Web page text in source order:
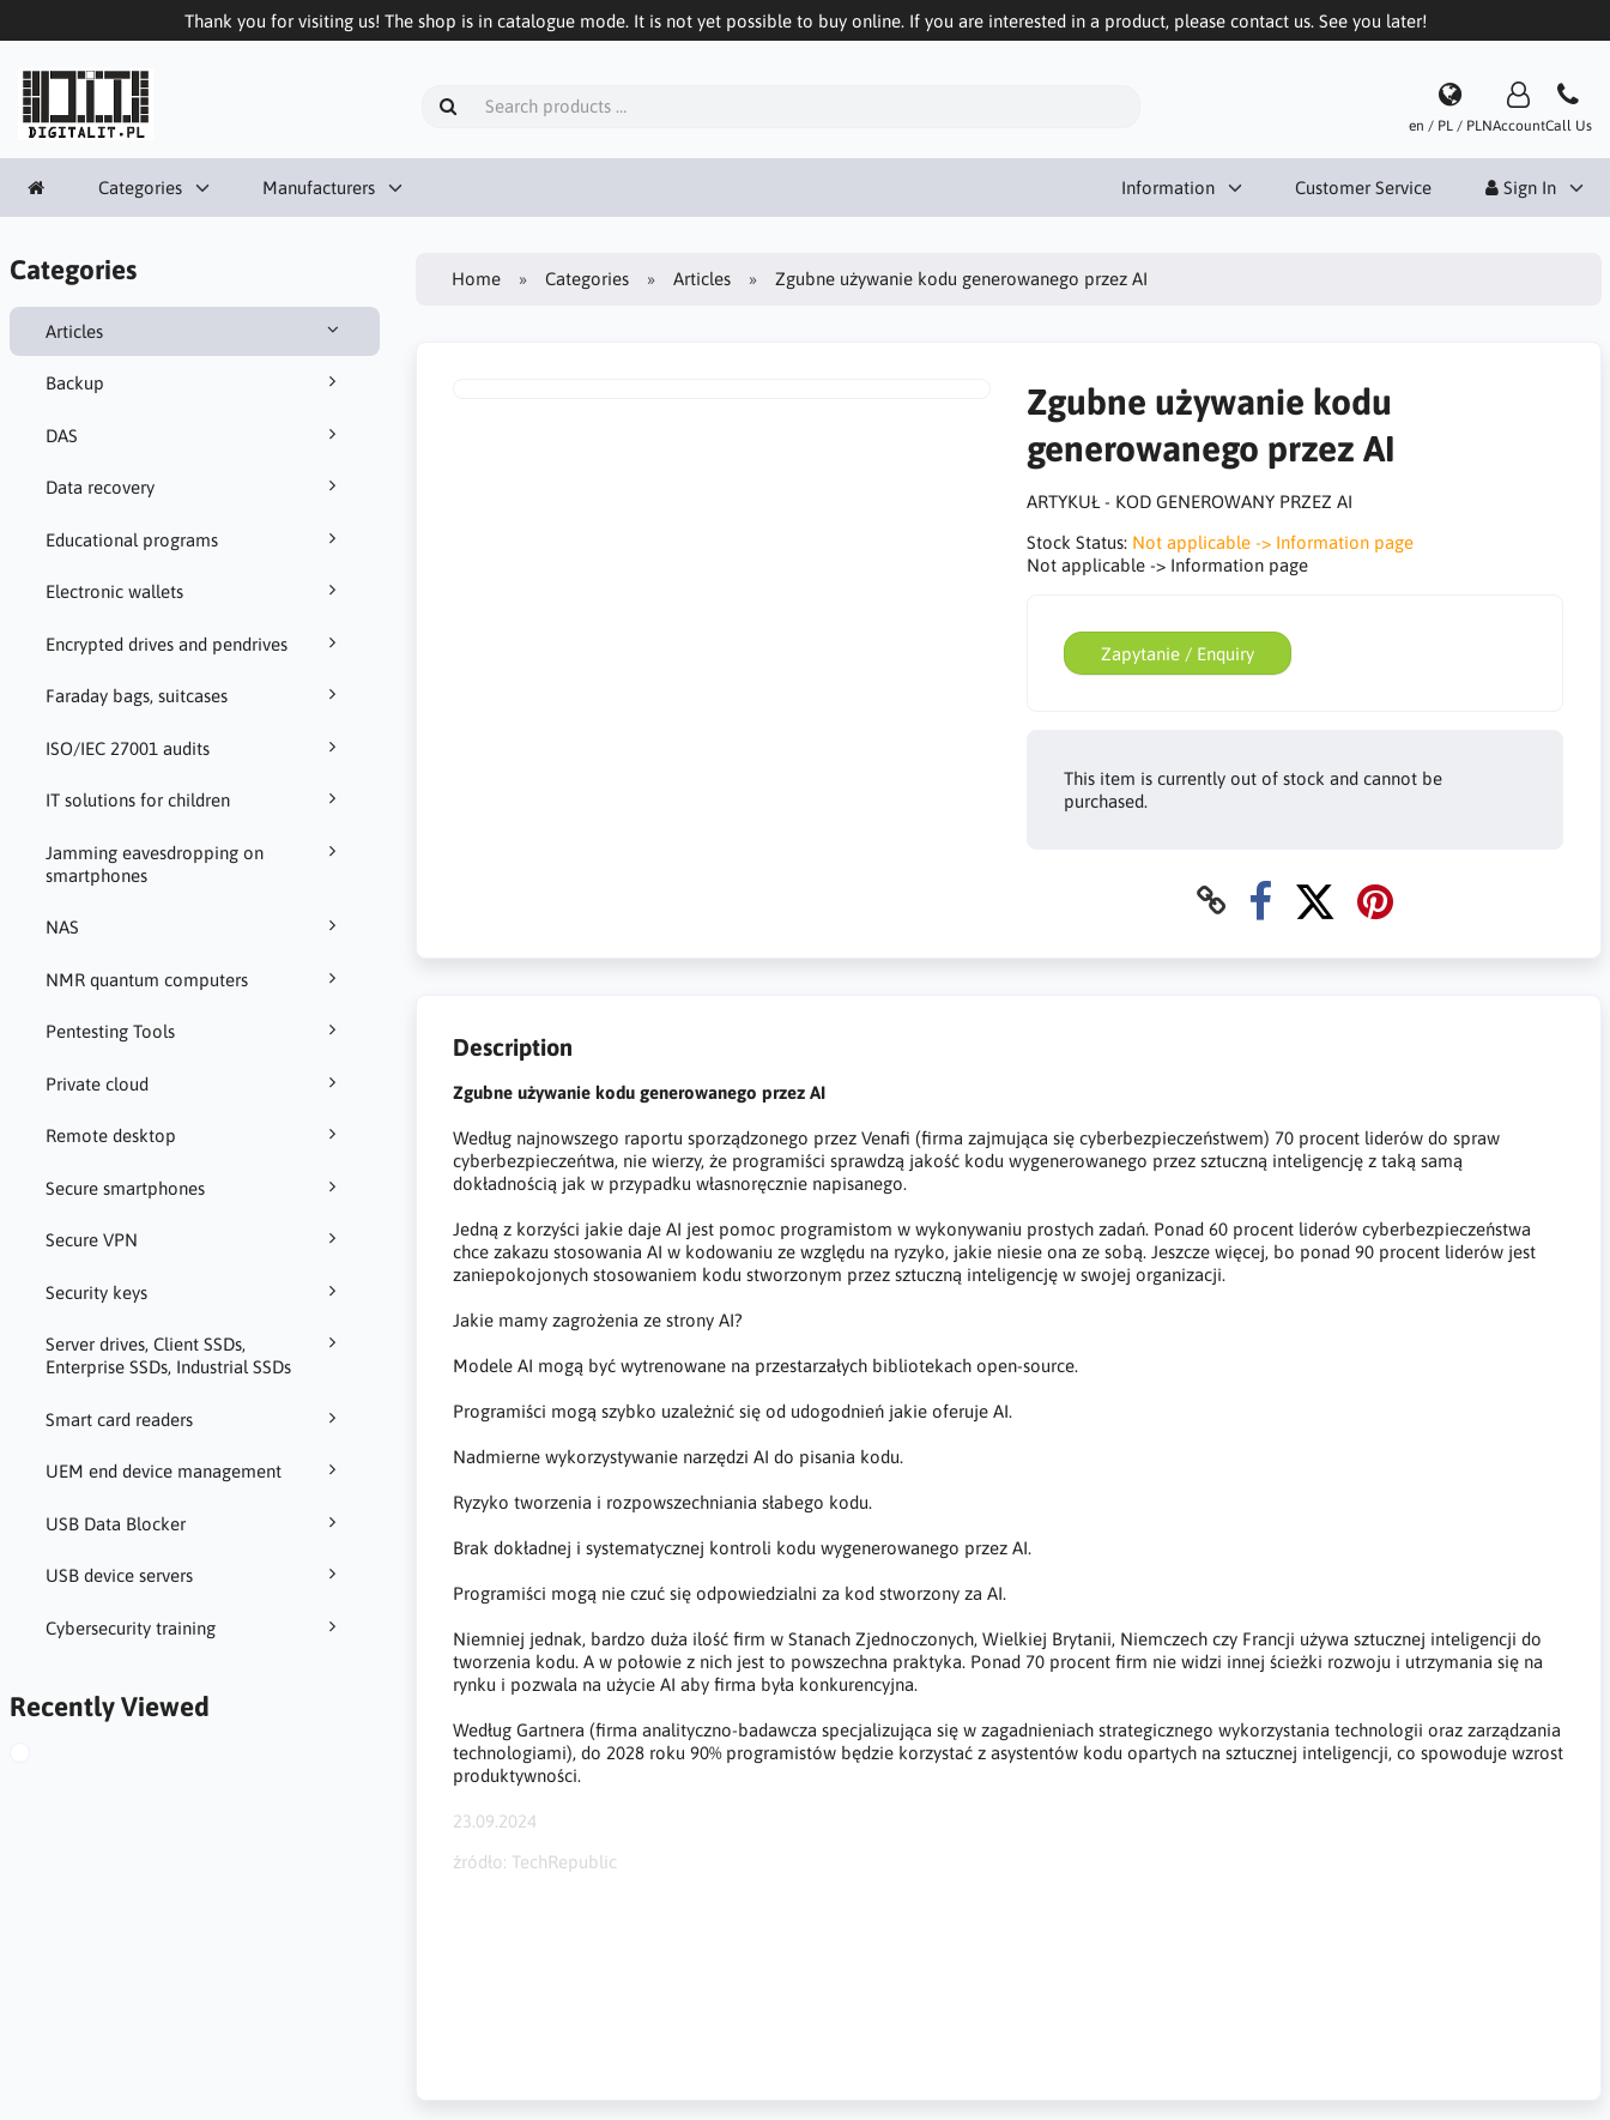
Thank you for visiting us! The shop is in catalogue mode. It is not yet possible to buy online. If you are interested in a product, please contact us. See you later!
en / PL / PLNAccountCall Us
Categories Manufacturers Information Customer Service Sign In
Categories
Articles
Backup
DAS
Data recovery
Educational programs
Electronic wallets
Encrypted drives and pendrives
Faraday bags, suitcases
ISO/IEC 27001 audits
IT solutions for children
Jamming eavesdropping on
smartphones
NAS
NMR quantum computers
Pentesting Tools
Private cloud
Remote desktop
Secure smartphones
Secure VPN
Security keys
Server drives, Client SSDs,
Enterprise SSDs, Industrial SSDs
Smart card readers
UEM end device management
USB Data Blocker
USB device servers
Cybersecurity training
Recently Viewed
Home Categories Articles Zgubne używanie kodu generowanego przez AI
Zgubne używanie kodu
generowanego przez AI
ARTYKUŁ - KOD GENEROWANY PRZEZ AI
Stock Status: Not applicable -> Information page
Not applicable -> Information page
Zapytanie / Enquiry
This item is currently out of stock and cannot be
purchased.
Description
Zgubne używanie kodu generowanego przez AI
Według najnowszego raportu sporządzonego przez Venafi (firma zajmująca się cyberbezpieczeństwem) 70 procent liderów do spraw
cyberbezpieczeńtwa, nie wierzy, że programiści sprawdzą jakość kodu wygenerowanego przez sztuczną inteligencję z taką samą
dokładnością jak w przypadku własnoręcznie napisanego.
Jedną z korzyści jakie daje AI jest pomoc programistom w wykonywaniu prostych zadań. Ponad 60 procent liderów cyberbezpieczeństwa
chce zakazu stosowania AI w kodowaniu ze względu na ryzyko, jakie niesie ona ze sobą. Jeszcze więcej, bo ponad 90 procent liderów jest
zaniepokojonych stosowaniem kodu stworzonym przez sztuczną inteligencję w swojej organizacji.
Jakie mamy zagrożenia ze strony AI?
Modele AI mogą być wytrenowane na przestarzałych bibliotekach open-source.
Programiści mogą szybko uzależnić się od udogodnień jakie oferuje AI.
Nadmierne wykorzystywanie narzędzi AI do pisania kodu.
Ryzyko tworzenia i rozpowszechniania słabego kodu.
Brak dokładnej i systematycznej kontroli kodu wygenerowanego przez AI.
Programiści mogą nie czuć się odpowiedzialni za kod stworzony za AI.
Niemniej jednak, bardzo duża ilość firm w Stanach Zjednoczonych, Wielkiej Brytanii, Niemczech czy Francji używa sztucznej inteligencji do
tworzenia kodu. A w połowie z nich jest to powszechna praktyka. Ponad 70 procent firm nie widzi innej ścieżki rozwoju i utrzymania się na
rynku i pozwala na użycie AI aby firma była konkurencyjna.
Według Gartnera (firma analityczno-badawcza specjalizująca się w zagadnieniach strategicznego wykorzystania technologii oraz zarządzania
technologiami), do 2028 roku 90% programistów będzie korzystać z asystentów kodu opartych na sztucznej inteligencji, co spowoduje wzrost
produktywności.
23.09.2024
źródło: TechRepublic